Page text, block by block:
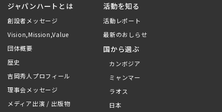
ジャパンハートとは
創設者メッセージ
Vision,Mission,Value
団体概要
歴史
吉岡秀人プロフィール
理事会メッセージ
メディア出演 / 出版物
活動を知る
活動レポート
最新のおしらせ
国から選ぶ
カンボジア
ミャンマー
ラオス
日本